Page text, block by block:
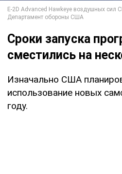
Сроки запуска
сместились на
Изначально США
использование новых
году.